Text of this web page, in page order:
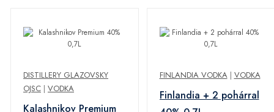
DISTILLERY GLAZOVSKY
OJSC | VODKA
Kalashnikov Premium
FINLANDIA VODKA| VODKA
Finlandia + 2 pohárral